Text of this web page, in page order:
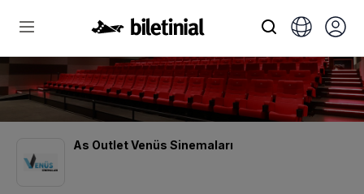
As Outlet Venüs Sinemaları